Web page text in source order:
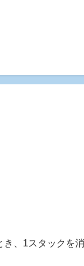
き、1スタックを